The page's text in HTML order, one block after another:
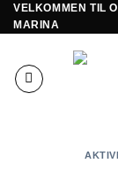
Skip
to
VELKOMMEN TIL
MARINA